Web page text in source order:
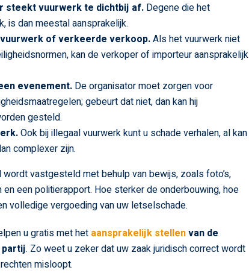
steekt vuurwerk te dichtbij af. Degene die het
is dan meestal aansprakelijk.
of verkeerde verkoop.Als het vuurwerk niet
kan de verkoper of importeur aansprakelijk
evenement. De organisator moet zorgen voor
gebeurt dat niet, dan kan hij
gesteld.
Ook bij illegaal vuurwerk kunt u schade verhalen, al kan
complexer zijn.
wordt vastgesteld met behulp van bewijs, zoals foto’s,
en een politierapport. Hoe sterker de onderbouwing, hoe
volledige vergoeding van uw letselschade.
u gratis met het aansprakelijk stellenvan de
. Zo weet u zeker dat uw zaak juridisch correct wordt
misloopt.